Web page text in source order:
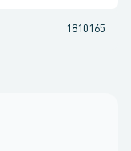
1810165